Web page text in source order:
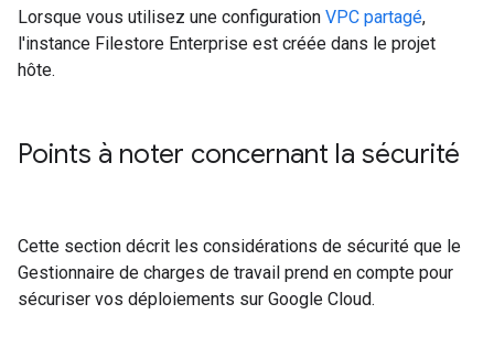
Lorsque vous utilisez une configuration VPC partagé,
l'instance Filestore Enterprise est créée dans le projet
hôte.
Points à noter concernant la sécurité
Cette section décrit les considérations de sécurité que le
Gestionnaire de charges de travail prend en compte pour
sécuriser vos déploiements sur Google Cloud.